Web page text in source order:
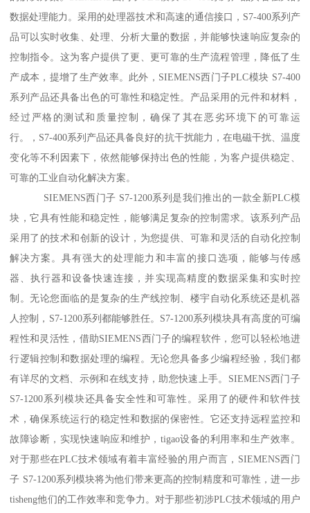
数据处理能力。采用的处理器技术和高速的通信接口，S7-400系列产
品可以实时收集、处理、分析大量的数据，并能够快速响应复杂的
控制指令。这为客户提供了更、更可靠的生产流程管理，降低了生
产成本，提增了生产效率。此外，SIEMENS西门子PLC模块 S7-400
系列产品还具备出色的可靠性和稳定性。产品采用的元件和材料，
经过严格的测试和质量控制，确保了其在恶劣环境下的可靠运
行。，S7-400系列产品还具备良好的抗干扰能力，在电磁干扰、温度
变化等不利因素下，依然能够保持出色的性能，为客户提供稳定、
可靠的工业自动化解决方案。
SIEMENS西门子 S7-1200系列是我们推出的一款全新PLC模
块，它具有性能和稳定性，能够满足复杂的控制需求。该系列产品
采用了的技术和创新的设计，为您提供、可靠和灵活的自动化控制
解决方案。具有强大的处理能力和丰富的接口选项，能够与传感
器、执行器和设备快速连接，并实现高精度的数据采集和实时控
制。无论您面临的是复杂的生产线控制、楼宇自动化系统还是机器
人控制，S7-1200系列都能够胜任。S7-1200系列模块具有高度的可编
程性和灵活性，借助SIEMENS西门子的编程软件，您可以轻松地进
行逻辑控制和数据处理的编程。无论您具备多少编程经验，我们都
有详尽的文档、示例和在线支持，助您快速上手。SIEMENS西门子
S7-1200系列模块还具备安全性和可靠性。采用了的硬件和软件技
术，确保系统运行的稳定性和数据的保密性。它还支持远程监控和
故障诊断，实现快速响应和维护，tigao设备的利用率和生产效率。
对于那些在PLC技术领域有着丰富经验的用户而言，SIEMENS西门
子 S7-1200系列模块将为他们带来更高的控制精度和可靠性，进一步
tisheng他们的工作效率和竞争力。对于那些初涉PLC技术领域的用户